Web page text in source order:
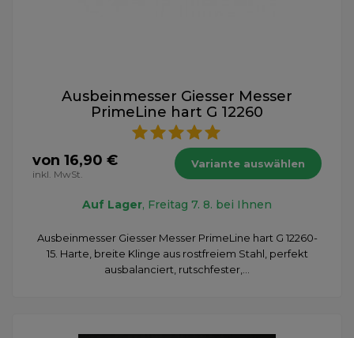
Ausbeinmesser Giesser Messer
PrimeLine hart G 12260
von 16,90 €
inkl. MwSt.
Variante auswählen
Auf Lager, Freitag 7. 8. bei Ihnen
Ausbeinmesser Giesser Messer PrimeLine hart G 12260-
15. Harte, breite Klinge aus rostfreiem Stahl, perfekt
ausbalanciert, rutschfester,...